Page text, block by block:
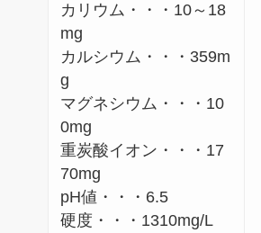
カリウム・・・10～18
mg
カルシウム・・・359m
g
マグネシウム・・・10
0mg
重炭酸イオン・・・17
70mg
pH値・・・6.5
硬度・・・1310mg/L